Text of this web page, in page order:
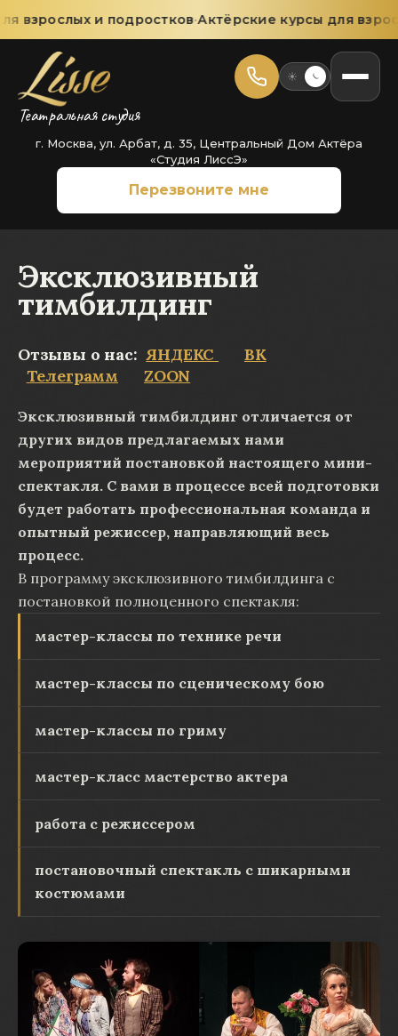
взрослых и подростков·Актёрские курсы для
Театральная студия
г. Москва, ул. Арбат, д. 35, Центральный Дом Актёра
«Студия ЛиссЭ»
Перезвоните мне
Эксклюзивный
тимбилдинг
Отзывы о нас: ЯНДЕКС
ВК
Телеграмм
ZOON
Эксклюзивный тимбилдинг отличается от
других видов предлагаемых нами
мероприятий постановкой настоящего мини-
спектакля. С вами в процессе всей подготовки
будет работать профессиональная команда и
опытный режиссер, направляющий весь
процесс.
В программу эксклюзивного тимбилдинга с
постановкой полноценного спектакля:
мастер-классы по технике речи
мастер-классы по сценическому бою
мастер-классы по гриму
мастер-класс мастерство актера
работа с режиссером
постановочный спектакль с шикарными
костюмами